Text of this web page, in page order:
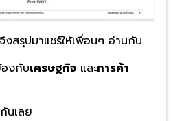
สรุปมาแชร์ให้เพื่อนๆ อ่านกัน
องกับเศรษฐกิจ และการค้า
นเลย